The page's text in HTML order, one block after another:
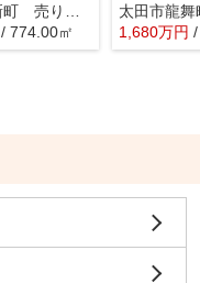
/ 774.00㎡
太田市龍
1,680万円